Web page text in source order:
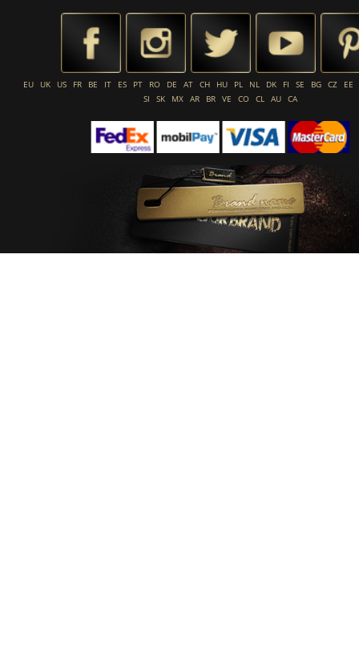
EU UK US FR BE IT ES PT RO DE AT CH HU PL NL DK FI SE BG CZ
EE
SI
SK MX AR BR VE CO CL AU CA